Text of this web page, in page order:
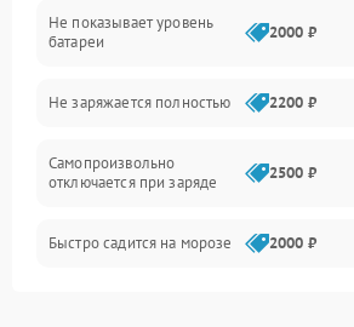
Электроника и управление
Не показывает уровень
батареи
2000 ₽
Не заряжается полностью 2200 ₽
Самопроизвольно
отключается при заряде
2500 ₽
Быстро садится на морозе 2000 ₽